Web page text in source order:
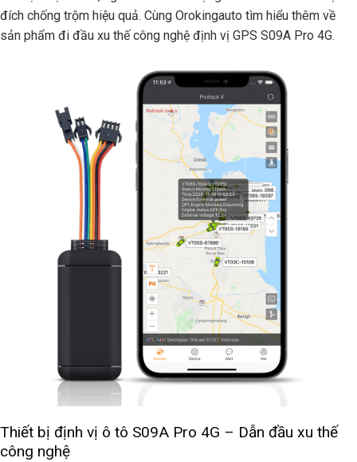
đích chống trộm hiệu quả. Cùng Orokingauto tìm hiểu thêm về
sản phẩm đi đầu xu thế công nghệ định vị GPS S09A Pro 4G.
Thiết bị định vị ô tô S09A Pro 4G – Dẫn đầu xu thế
công nghệ